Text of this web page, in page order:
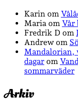
Karin om
Maria om Vår
Fredrik D om
Andrew om
Mandalorian,
dagar om
sommarväder
Arkiv